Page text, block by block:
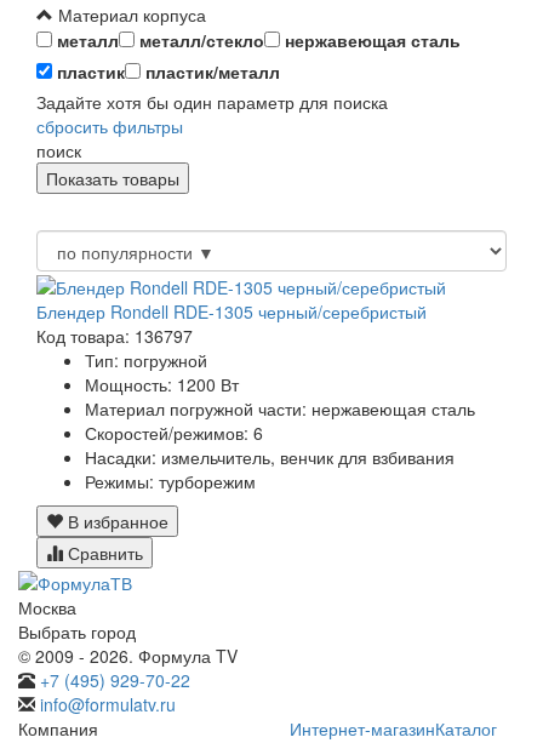
Материал корпуса
металл
металл/стекло
нержавеющая сталь
пластик
пластик/металл
Задайте хотя бы один параметр для поиска
сбросить фильтры
поиск
Блендер Rondell RDE-1305 черный/серебристый
Код товара: 136797
Тип: погружной
Мощность: 1200 Вт
Материал погружной части: нержавеющая сталь
Скоростей/режимов: 6
Насадки: измельчитель, венчик для взбивания
Режимы: турборежим
В избранное
Сравнить
Москва
Выбрать город
© 2009 - 2026. Формула TV
+7 (495) 929-70-22
info@formulatv.ru
Компания
Интернет-магазинКаталог